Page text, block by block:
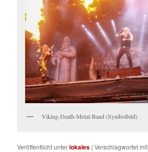
Viking-Death-Metal-Band (Symbolbild)
Veröffentlicht unterlokales |Verschlagwortet mit